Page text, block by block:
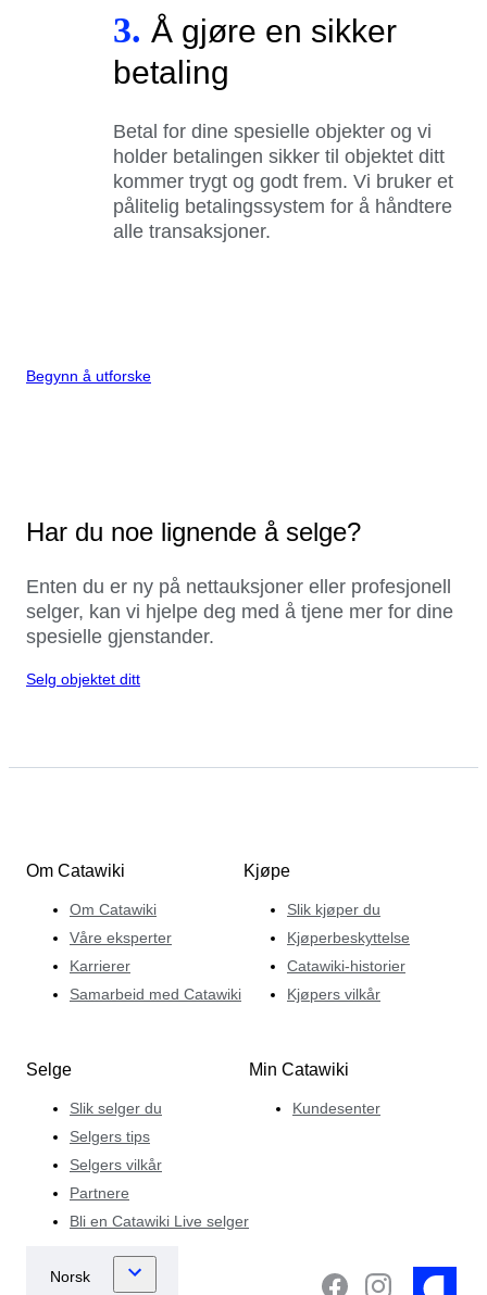
3. Å gjøre en sikker
betaling
Betal for dine spesielle objekter og vi
holder betalingen sikker til objektet ditt
kommer trygt og godt frem. Vi bruker et
pålitelig betalingssystem for å håndtere
alle transaksjoner.
Begynn å utforske
Har du noe lignende å selge?
Enten du er ny på nettauksjoner eller profesjonell
selger, kan vi hjelpe deg med å tjene mer for dine
spesielle gjenstander.
Selg objektet ditt
Om Catawiki
Om Catawiki
Våre eksperter
Karrierer
Samarbeid med Catawiki
Kjøpe
Slik kjøper du
Kjøperbeskyttelse
Catawiki-historier
Kjøpers vilkår
Selge
Slik selger du
Selgers tips
Selgers vilkår
Partnere
Bli en Catawiki Live selger
Min Catawiki
Kundesenter